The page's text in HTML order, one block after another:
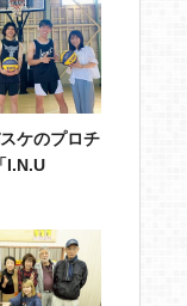
ケのプロチ
I.N.U